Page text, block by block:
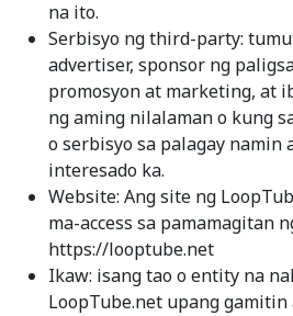
na ito.
Serbisyo ng third-party:
advertiser, sponsor ng
promosyon at marketing, at
ng aming nilalaman o kung
o serbisyo sa palagay namin
interesado ka.
Website: Ang site ng
ma-access sa pamamagitan
https://looptube.net
Ikaw: isang tao o entity na
LoopTube.net upang gamitin